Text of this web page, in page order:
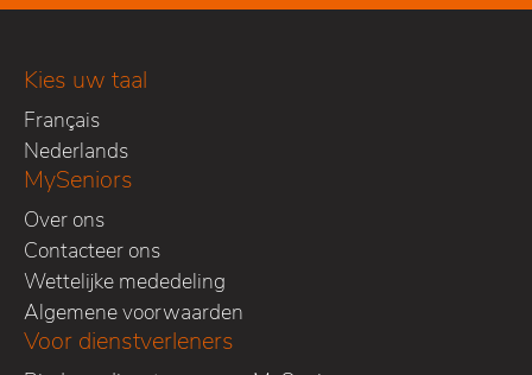
Kies uw taal
Français
Nederlands
MySeniors
Over ons
Contacteer ons
Wettelijke mededeling
Algemene voorwaarden
Voor dienstverleners